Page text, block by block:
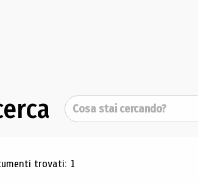
Cerca
di ricerca
trovati: 1